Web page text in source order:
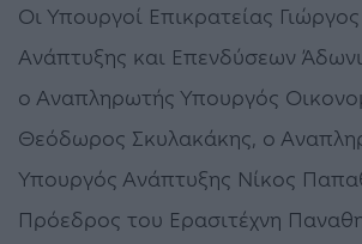
Οι Υπουργοί Επικρατείας
Ανάπτυξης και Επενδύσεων
ο Αναπληρωτής Υπουργός
Θεόδωρος Σκυλακάκης, ο
Υπουργός Ανάπτυξης Νίκος
Πρόεδρος του Ερασιτέχνη